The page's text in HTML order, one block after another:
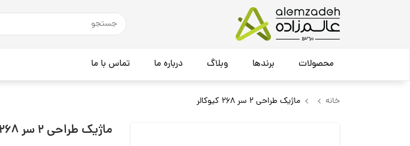
محصولات برندها وبلاگ درباره ما تماس با ما
خانه ماژیک طراحی 2 سر 268 کیوکالر
ماژیک طراحی 2 سر 268 کیوکالر